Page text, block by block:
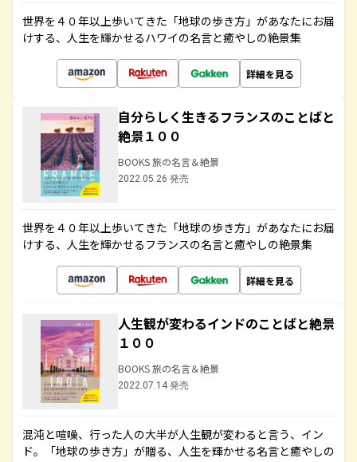
世界を４０年以上歩いてきた「地球の歩き方」があなたにお届
けする、人生を輝かせるハワイの名言と癒やしの絶景集
詳細を見る
自分らしく生きるフランスのことばと
絶景１００
BOOKS 旅の名言＆絶景
2022.05.26 発売
世界を４０年以上歩いてきた「地球の歩き方」があなたにお届
けする、人生を輝かせるフランスの名言と癒やしの絶景集
詳細を見る
人生観が変わるインドのことばと絶景
１００
BOOKS 旅の名言＆絶景
2022.07.14 発売
混沌と喧噪、行った人の大半が人生観が変わると言う、イン
ド。「地球の歩き方」が贈る、人生を輝かせる名言と癒やしの